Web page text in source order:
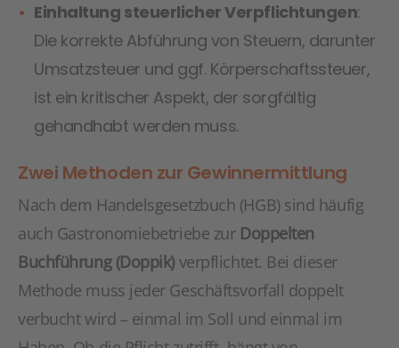
Einhaltung steuerlicher Verpflichtungen:
Die korrekte Abführung von Steuern, darunter
Umsatzsteuer und ggf. Körperschaftssteuer,
ist ein kritischer Aspekt, der sorgfältig
gehandhabt werden muss.
Zwei Methoden zur Gewinnermittlung
Nach dem Handelsgesetzbuch (HGB) sind häufig
auch Gastronomiebetriebe zur Doppelten
Buchführung (Doppik) verpflichtet. Bei dieser
Methode muss jeder Geschäftsvorfall doppelt
verbucht wird – einmal im Soll und einmal im